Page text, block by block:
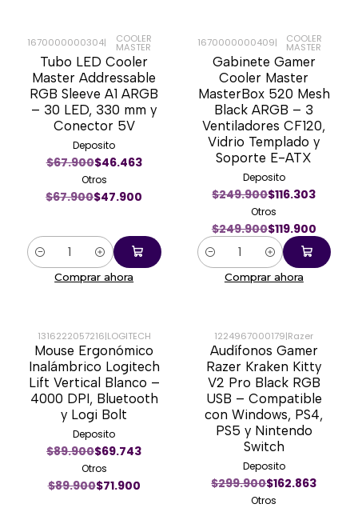
-29%
1670000000304| COOLER
MASTER
Tubo LED Cooler
Master Addressable
RGB Sleeve A1 ARGB
– 30 LED, 330 mm y
Conector 5V
Deposito
$67.900$46.463
Otros
$67.900$47.900
Cantidad
Comprar ahora
-52%
1670000000409| COOLER
MASTER
Gabinete Gamer
Cooler Master
MasterBox 520 Mesh
Black ARGB – 3
Ventiladores CF120,
Vidrio Templado y
Soporte E-ATX
Deposito
$249.900$116.303
Otros
$249.900$119.900
Cantidad
Comprar ahora
-20%
1316222057216|LOGITECH
Mouse Ergonómico
Inalámbrico Logitech
Lift Vertical Blanco –
4000 DPI, Bluetooth
y Logi Bolt
Deposito
$89.900$69.743
Otros
$89.900$71.900
-44%
1224967000179|Razer
Audífonos Gamer
Razer Kraken Kitty
V2 Pro Black RGB
USB – Compatible
con Windows, PS4,
PS5 y Nintendo
Switch
Deposito
$299.900$162.863
Otros